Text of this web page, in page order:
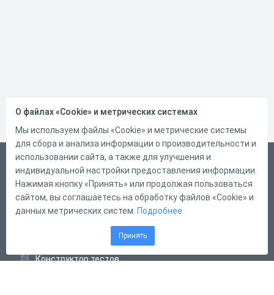
Русский
Справка
Форма обратной связи
Конструктор тестов
О файлах «Cookie» и метрических системах
Мы используем файлы «Cookie» и метрические системы
для сбора и анализа информации о производительности и
использовании сайта, а также для улучшения и
индивидуальной настройки предоставления информации.
Нажимая кнопку «Принять» или продолжая пользоваться
сайтом, вы соглашаетесь на обработку файлов «Cookie» и
данных метрических систем. Подробнее
Принять